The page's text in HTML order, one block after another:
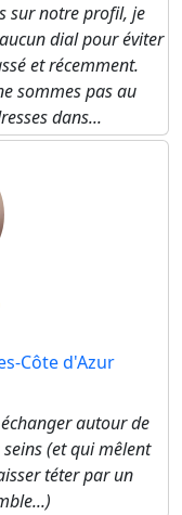
sur notre profil, je
dial pour éviter
et récemment.
sommes pas au
dans...
Côte d'Azur
autour de
(et qui mêlent
téter par un